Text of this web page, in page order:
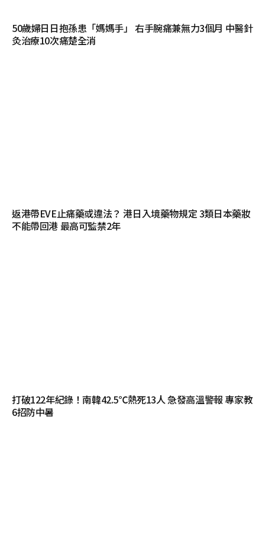
50歲婦日日抱孫患「媽媽手」 右手腕痛兼無力3個月 中醫針
灸治療10次痛楚全消
返港帶EVE止痛藥或違法？ 港日入境藥物規定 3類日本藥妝
不能帶回港 最高可監禁2年
打破122年紀錄！南韓42.5℃熱死13人 急發高溫警報 專家教
6招防中暑